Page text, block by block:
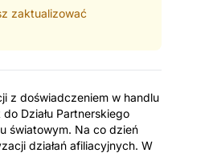
zaktualizować
z doświadczeniem w handlu
Działu Partnerskiego
światowym. Na co dzień
działań afiliacyjnych. W